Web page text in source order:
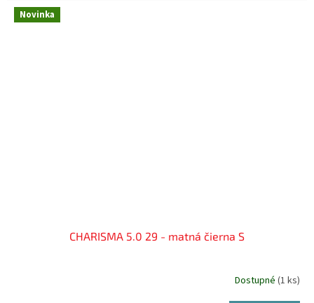
Novinka
CHARISMA 5.0 29 - matná čierna S
Dostupné (1 ks)